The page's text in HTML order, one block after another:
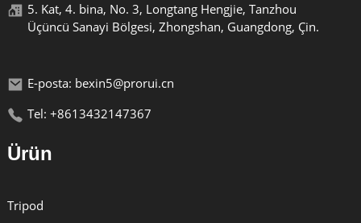
5. Kat, 4. bina, No. 3, Longtang Hengjie, Tanzhou
Üçüncü Sanayi Bölgesi, Zhongshan, Guangdong, Çin.
E-posta: bexin5@prorui.cn
Tel: +8613432147367
Ürün
Tripod